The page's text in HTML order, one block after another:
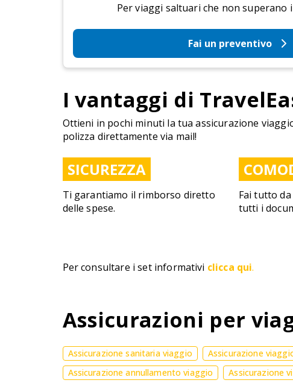
Per viaggi saltuari che non superano
Fai un preventivo
I vantaggi di
Ottieni in pochi minuti la tua assicurazione
polizza direttamente via mail!
SICUREZZA
Ti garantiamo il rimborso diretto
delle spese.
Fai tutto
tutti i
Per consultare i set informativi clicca qui.
Assicurazioni per
Assicurazione sanitaria viaggio Assicurazione
Assicurazione annullamento viaggio
Assicurazione